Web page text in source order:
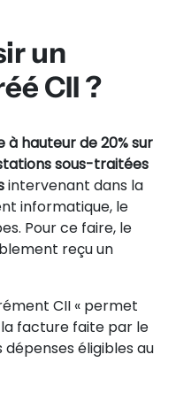
un
CII ?
à hauteur de 20% sur
sous-traitées
intervenant dans la
informatique, le
Pour ce faire, le
reçu un
CII « permet
la facture faite par le
éligibles au